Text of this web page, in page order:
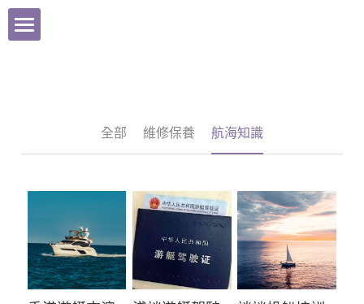
停泊及航行資訊
影視集
POWERED BY
全部 維修保養 航海知識